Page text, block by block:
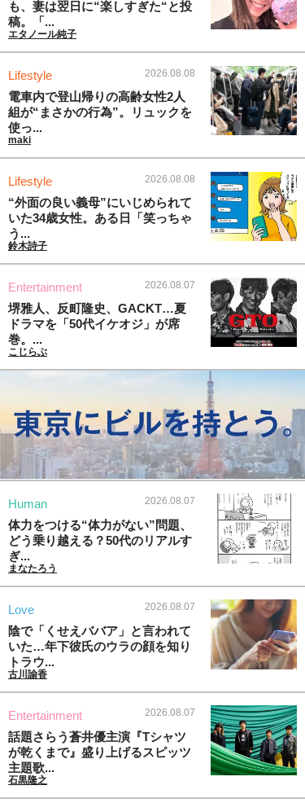
も、妻は翌日に“楽しすぎた“と投
稿。「...
エタノール純子
Lifestyle 2026.08.08
電車内で登山帰りの高齢女性2人
組が“まさかの行為”。リュックを
使っ...
maki
Lifestyle 2026.08.08
“外面の良い義母”にいじめられて
いた34歳女性。ある日「笑っちゃ
う...
鈴木詩子
Entertainment 2026.08.07
堺雅人、反町隆史、GACKT…夏
ドラマを「50代イケオジ」が席
巻。...
こじらぶ
Human 2026.08.07
体力をつける“体力がない”問題、
どう乗り越える？50代のリアルす
ぎ...
まなたろう
Love 2026.08.07
陰で「くせえババア」と言われて
いた…年下彼氏のウラの顔を知り
トラウ...
古川諭香
Entertainment 2026.08.07
話題さらう蒼井優主演『Tシャツ
が乾くまで』盛り上げるスピッツ
主題歌...
石黒隆之